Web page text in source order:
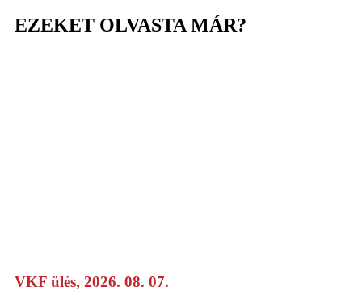
EZEKET OLVASTA MÁR?
VKF ülés, 2026. 08. 07.